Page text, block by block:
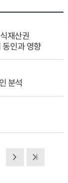
재산권
인과 영향
분석